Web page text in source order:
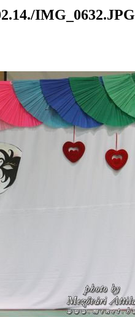
IMG_0632.JPG